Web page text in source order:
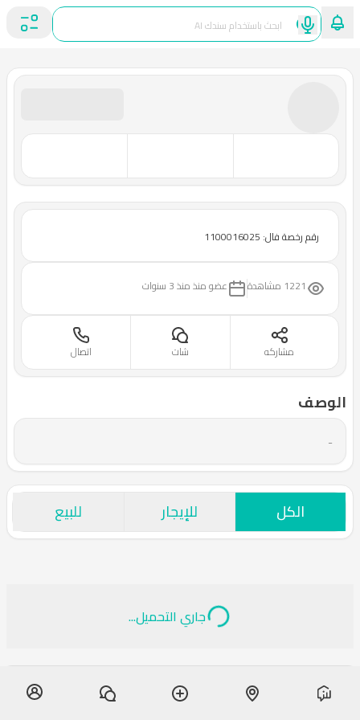
رقم رخصة فال: 1100016025
1221 مشاهدة عضو منذمنذ 3 سنوات
اتصال شات مشاركه
الوصف
-
الكل للإيجار للبيع
جاري التحميل...